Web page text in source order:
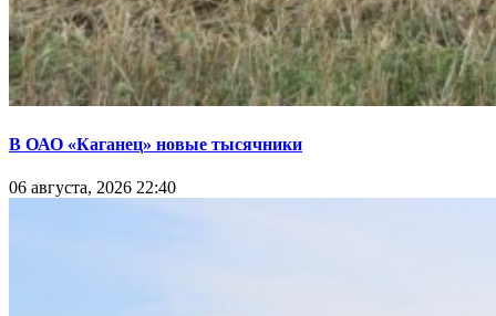
В ОАО «Каганец» новые тысячники
06 августа, 2026 22:40